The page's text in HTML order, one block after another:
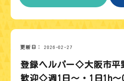
更新日 2026-02-27
登録ヘルパー◇大阪市
歓迎◇週1日～・1日1h～